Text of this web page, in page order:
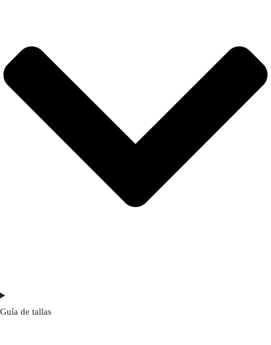
Guía de tallas